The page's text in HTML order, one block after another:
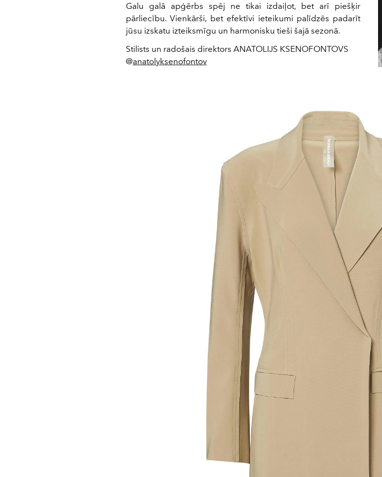
Galu galā apģērbs spēj ne tikai izdaiļot, bet arī piešķir
pārliecību. Vienkārši, bet efektīvi ieteikumi palīdzēs padarīt
jūsu izskatu izteiksmīgu un harmonisku tieši šajā sezonā.
Stilists un radošais direktors ANATOLIJS KSENOFONTOVS
@anatolyksenofontov